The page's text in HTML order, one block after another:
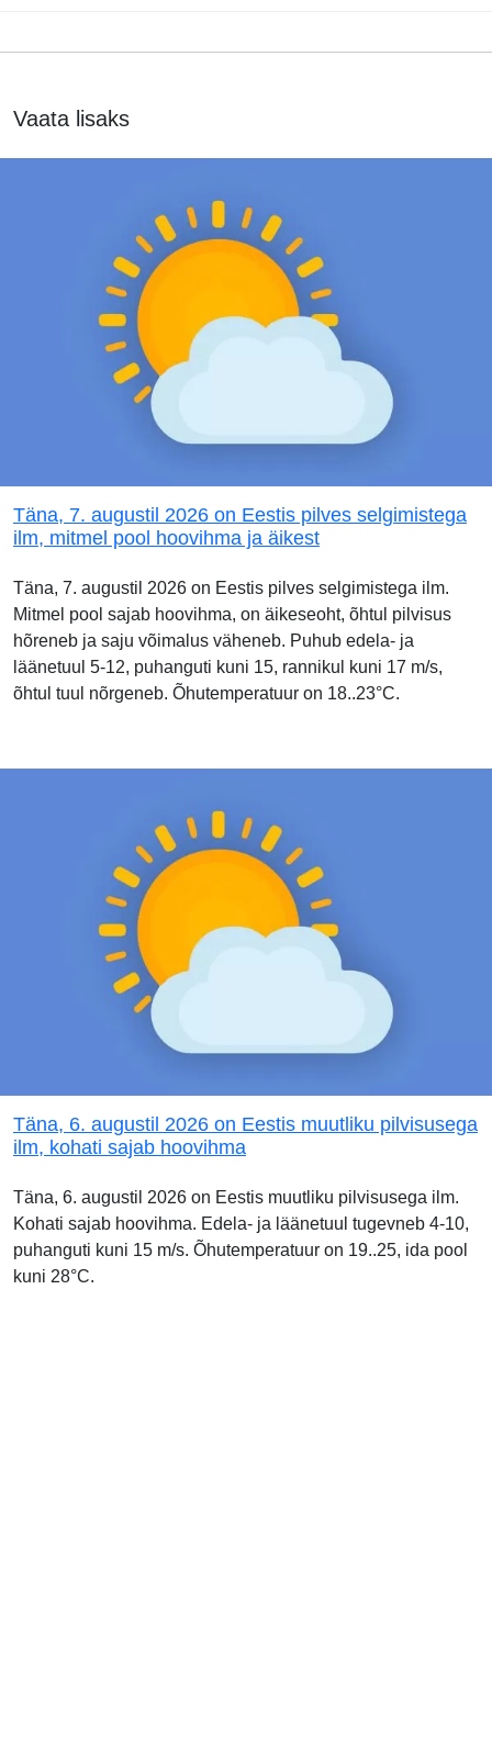
Vaata lisaks
Täna, 7. augustil 2026 on Eestis pilves selgimistega
ilm, mitmel pool hoovihma ja äikest
Täna, 7. augustil 2026 on Eestis pilves selgimistega ilm.
Mitmel pool sajab hoovihma, on äikeseoht, õhtul pilvisus
hõreneb ja saju võimalus väheneb. Puhub edela- ja
läänetuul 5-12, puhanguti kuni 15, rannikul kuni 17 m/s,
õhtul tuul nõrgeneb. Õhutemperatuur on 18..23°C.
Täna, 6. augustil 2026 on Eestis muutliku pilvisusega
ilm, kohati sajab hoovihma
Täna, 6. augustil 2026 on Eestis muutliku pilvisusega ilm.
Kohati sajab hoovihma. Edela- ja läänetuul tugevneb 4-10,
puhanguti kuni 15 m/s. Õhutemperatuur on 19..25, ida pool
kuni 28°C.